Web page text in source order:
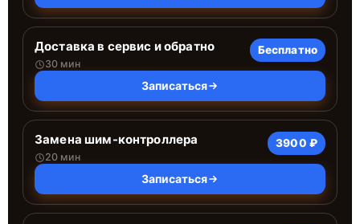
Доставка в сервис и обратно
30 мин
Бесплатно
Записаться
Замена шим-контроллера
20 мин
3900 ₽
Записаться